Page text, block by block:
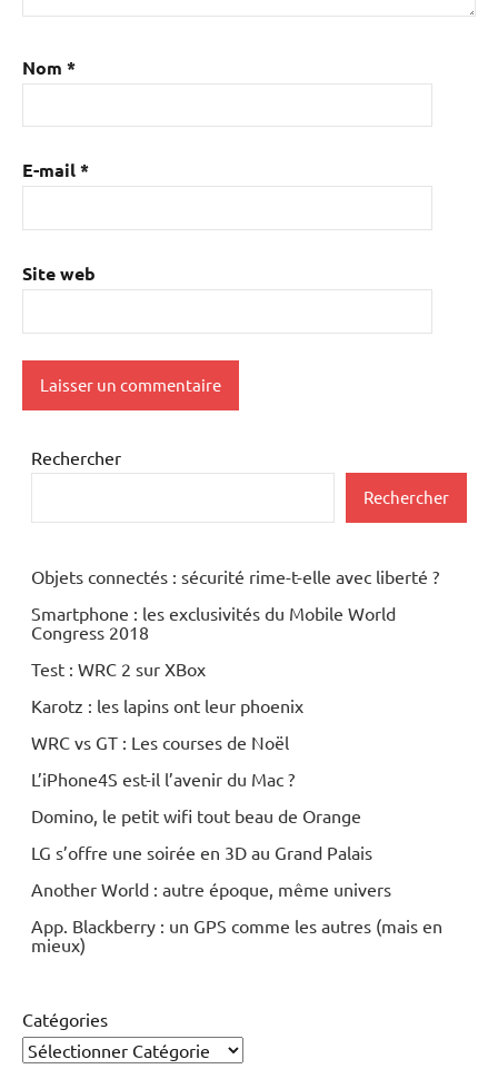
Nom *
E-mail*
Site web
Rechercher
Rechercher
Objets connectés : sécurité rime-t-elle avec liberté ?
Smartphone : les exclusivités du Mobile World
Congress 2018
Test : WRC 2 sur XBox
Karotz : les lapins ont leur phoenix
WRC vs GT : Les courses de Noël
L’iPhone4S est-il l’avenir du Mac ?
Domino, le petit wifi tout beau de Orange
LG s’offre une soirée en 3D au Grand Palais
Another World : autre époque, même univers
App. Blackberry : un GPS comme les autres (mais en
mieux)
Catégories